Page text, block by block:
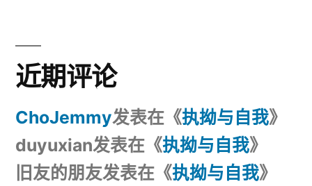
近期评论
ChoJemmy发表在《执拗与自我》
duyuxian发表在《执拗与自我》
旧友的朋友发表在《执拗与自我》